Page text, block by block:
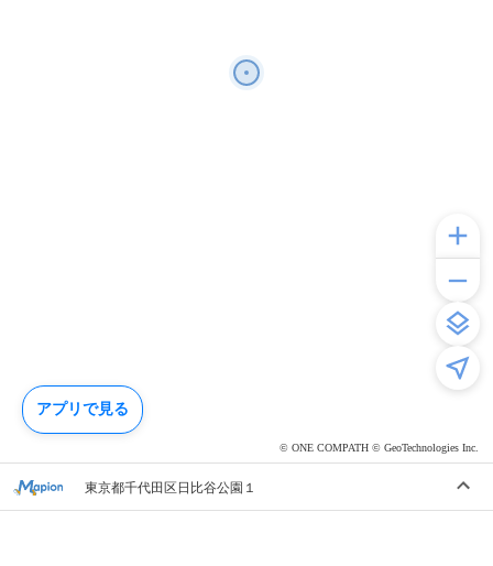
© ONE COMPATH © GeoTechnologies Inc.
東京都千代田区日比谷公園１
アプリで見る